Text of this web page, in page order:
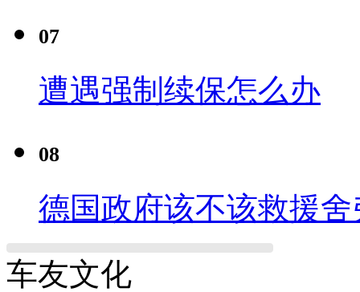
07
遭遇强制续保怎么办
08
德国政府该不该救援舍
车友文化